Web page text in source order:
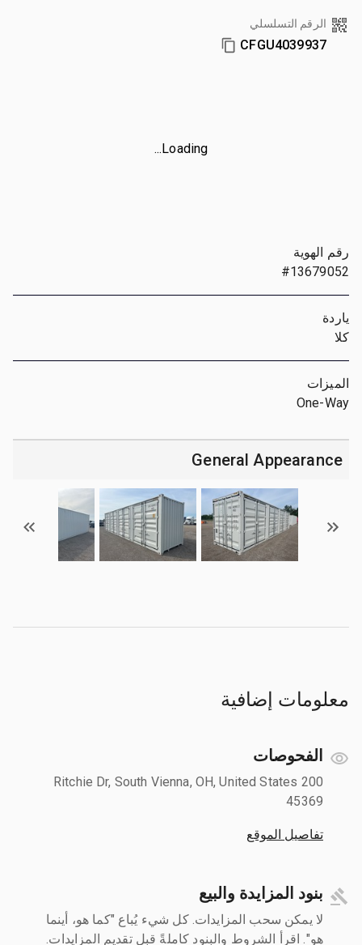
الرقم التسلسلي
CFGU4039937
Loading...
رقم الهوية
#13679052
ياردة
كلا
الميزات
One-Way
General Appearance
معلومات إضافية
الفحوصات
200 Ritchie Dr, South Vienna, OH, United States
45369
تفاصيل الموقع
بنود المزايدة والبيع
لا يمكن سحب المزايدات. كل شيء يُباع "كما هو، أينما
هو". اقرأ الشروط والبنود كاملةً قبل تقديم المزايدات.